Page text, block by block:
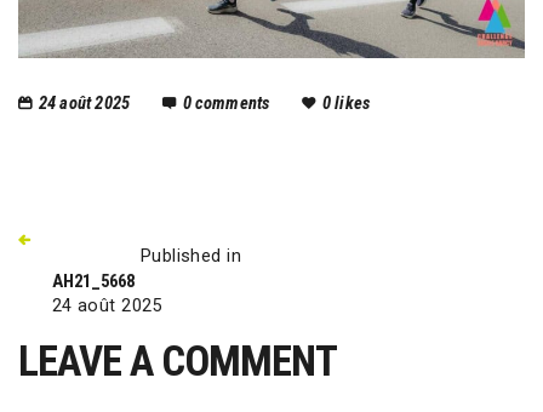
24 août 2025 0comments 0likes
Published in
AH21_5668
24 août 2025
LEAVE A COMMENT